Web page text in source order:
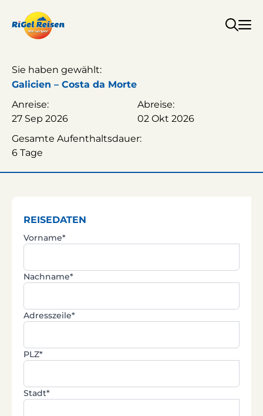
Inhalt
springen
Sie haben gewählt:
Galicien – Costa da Morte
Anreise:
27 Sep 2026
Abreise:
02 Okt 2026
Gesamte Aufenthaltsdauer:
6 Tage
REISEDATEN
Vorname*
Nachname*
Adresszeile*
PLZ*
Stadt*